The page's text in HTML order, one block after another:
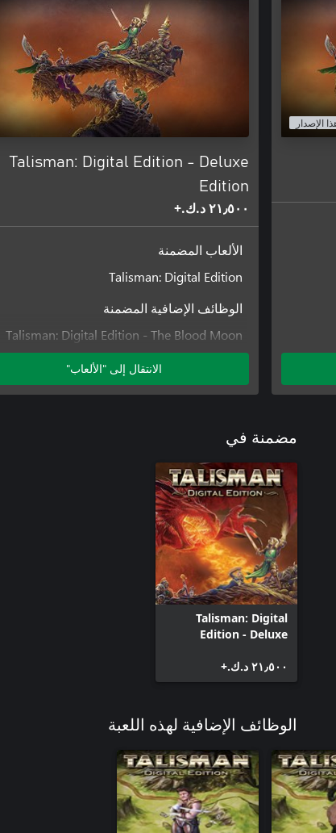
الإصدار
Talisman: Digital Edition - Deluxe
Edition
٢١٫٥٠٠ د.ك.‏+
الألعاب المضمنة
Talisman: Digital Edition
الوظائف الإضافية المضمنة
Talisman: Digital Edition - The Blood Moon
Expansion
Talisman: Digital Edition - The City Expansion
Talisman: Digital Edition - The Dungeon
Talisman: Digital Edition - The Dragon
Expansion
The Frostmarch Expansion
Talisman: Digital Edition - The Sacred Pool
Talisman: Digital Edition - The Highland
Expansion
Talisman: Digital Edition - The Cataclysm
Expansion
Talisman: Digital Edition - The Ancient Beasts
Expansions
Talisman: Digital Edition - The Clockwork
Kingdom Expansion
Talisman: Digital Edition - The Firelands
Expansions
Mage Character Pack
Character Pack
Talisman: Digital Edition - The Courtesan
Character Pack
Talisman: Digital Edition - The Devil's Minion
الانتقال إلى "الألعاب"
مضمنة في
Talisman: Digital
Edition - Deluxe
٢١٫٥٠٠ د.ك.‏+
الوظائف الإضافية لهذه اللعبة